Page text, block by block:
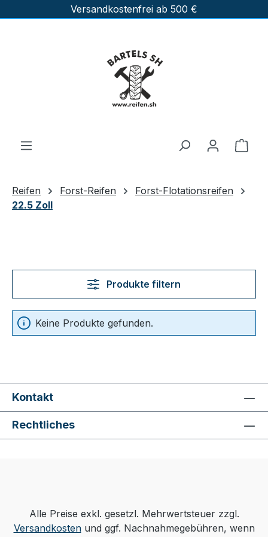
Zum Hauptinhalt springenVersandkostenfrei ab 500 €
Reifen Forst-Reifen
Forst-Flotationsreifen
22.5 Zoll
Produkte filtern
Keine Produkte gefunden.
Kontakt
Rechtliches
Alle Preise exkl. gesetzl. Mehrwertsteuer zzgl.
Versandkostenund ggf. Nachnahmegebühren, wenn